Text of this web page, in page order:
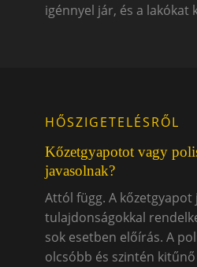
igénnyel jár, és a lakókat
HŐSZIGETELÉSRŐL
Kőzetgyapotot vagy
javasolnak?
Attól függ. A
tulajdonságokkal
sok esetben előírás. A
olcsóbb és szintén